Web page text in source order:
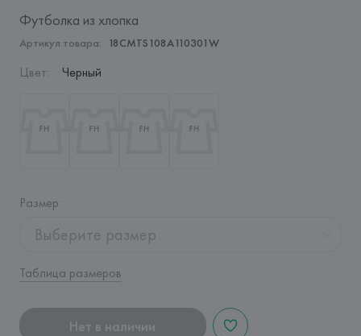
Футболка из хлопка
Артикул товара: 18CMTS108A110301W
Цвет: Черный
Размер:
Выберите размер
Таблица размеров
Нет в наличии